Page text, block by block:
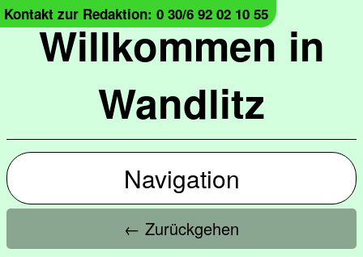
Willkommen in
Wandlitz
Kontakt zur Redaktion: 0 30/6 92 02 10 55
Navigation
← Zurückgehen